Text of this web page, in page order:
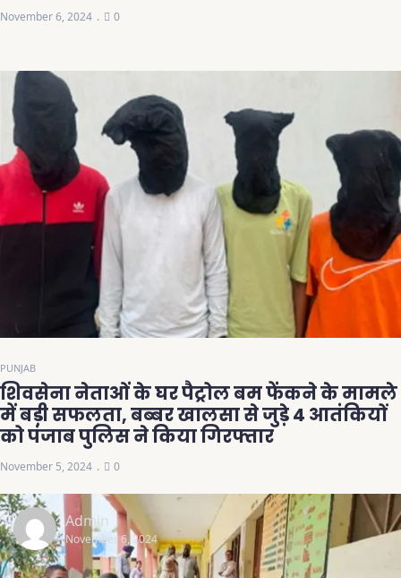
November 6, 2024 0
PUNJAB
शिवसेना नेताओं के घर पैट्रोल बम फेंकने के मामले
में बड़ी सफलता, बब्बर खालसा से जुड़े 4 आतंकियों
को पंजाब पुलिस ने किया गिरफ्तार
November 5, 2024 0
Admin
November 6, 2024